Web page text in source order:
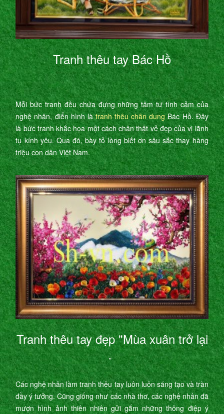
Tranh thêu tay Bác Hồ
Mỗi bức tranh đều chứa đựng những tâm tư tình cảm của
nghệ nhân, điển hình làtranh thêu chân dungBác Hồ. Đây
là bức tranh khắc họa một cách chân thật vẻ đẹp của vị lãnh
tụ kính yêu. Qua đó, bày tỏ lòng biết ơn sâu sắc thay hàng
triệu con dân Việt Nam.
Tranh thêu tay đẹp "Mùa xuân trở lại
"
Các nghệ nhân làm tranh thêu tay luôn luôn sáng tạo và tràn
đầy ý tưởng. Cũng giống như các nhà thơ, các nghệ nhân đã
mượn hình ảnh thiên nhiên gửi gắm những thông điệp ý